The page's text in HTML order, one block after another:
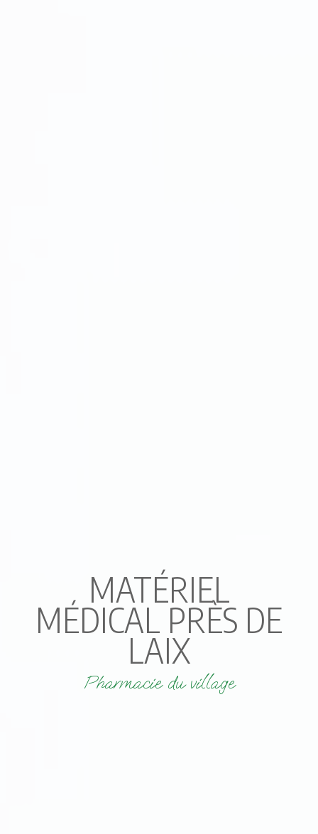
MATÉRIEL
MÉDICAL PRÈS DE
LAIX
Pharmacie du village